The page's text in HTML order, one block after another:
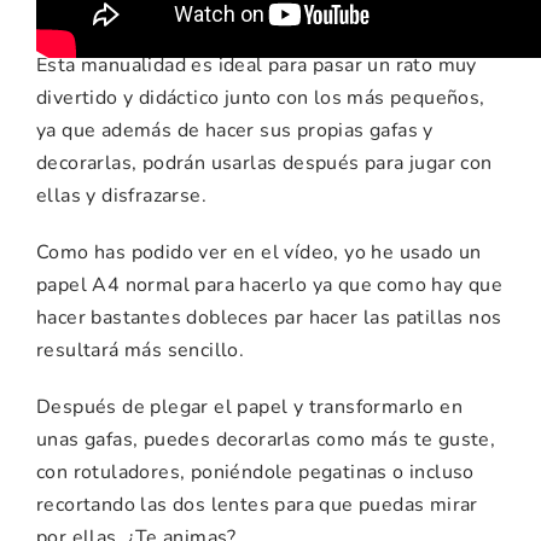
Esta manualidad es ideal para pasar un rato muy
divertido y didáctico junto con los más pequeños,
ya que además de hacer sus propias gafas y
decorarlas, podrán usarlas después para jugar con
ellas y disfrazarse.
Como has podido ver en el vídeo, yo he usado un
papel A4 normal para hacerlo ya que como hay que
hacer bastantes dobleces par hacer las patillas nos
resultará más sencillo.
Después de plegar el papel y transformarlo en
unas gafas, puedes decorarlas como más te guste,
con rotuladores, poniéndole pegatinas o incluso
recortando las dos lentes para que puedas mirar